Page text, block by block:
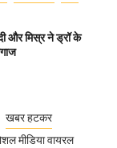
और मिस्र ने ड्रॉ के
खबर हटकर
मीडिया वायरल